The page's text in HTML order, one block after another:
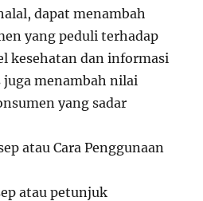
dapat menambah
yang peduli terhadap
kesehatan dan informasi
menambah nilai
yang sadar
atau Cara Penggunaan
atau petunjuk